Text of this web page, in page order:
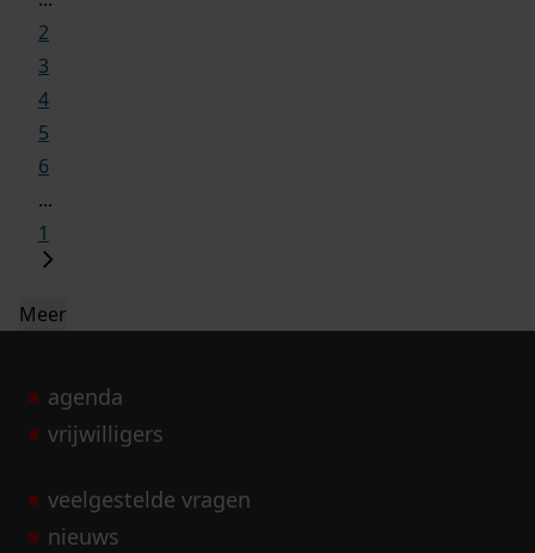
2
3
4
5
6
...
1
Meer
agenda
vrijwilligers
veelgestelde vragen
nieuws